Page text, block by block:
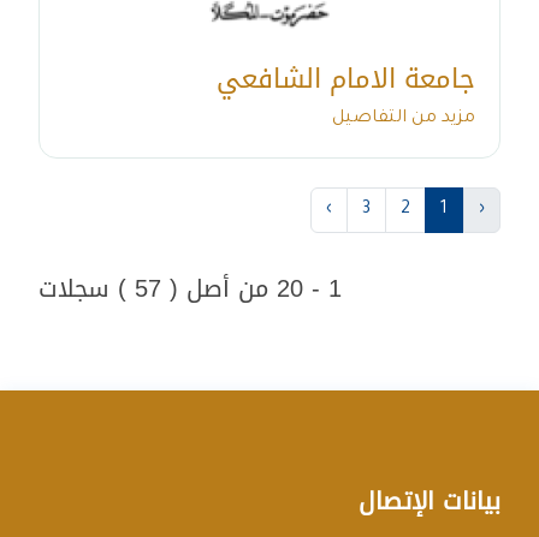
جامعة الامام الشافعي
مزيد من التفاصيل
‹
1
2
3
›
1 - 20 من أصل ( 57 ) سجلات
بيانات الإتصال